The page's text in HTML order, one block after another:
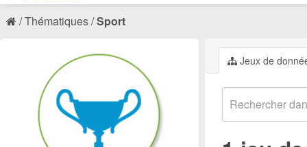
Thématiques Sport
Jeux de